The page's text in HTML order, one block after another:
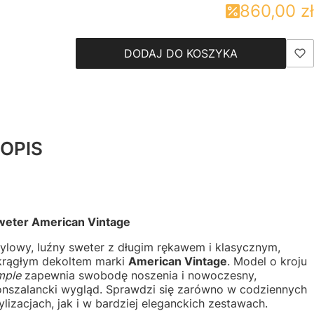
860,00 zł
DODAJ DO KOSZYKA
OPIS
American Vintage
luźny sweter z długim rękawem i klasycznym,
dekoltem marki American Vintage. Model o kroju
zapewnia swobodę noszenia i nowoczesny,
wygląd. Sprawdzi się zarówno w codziennych
jak i w bardziej eleganckich zestawach.